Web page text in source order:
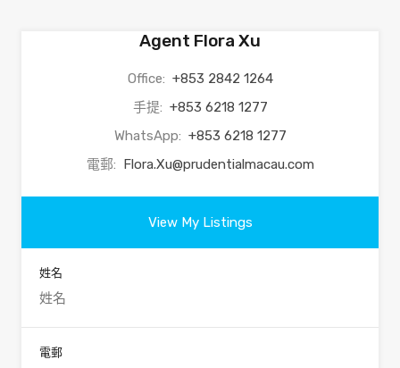
Agent Flora Xu
Office: +853 2842 1264
手提: +853 6218 1277
WhatsApp: +853 6218 1277
電郵: Flora.Xu@prudentialmacau.com
View My Listings
姓名
電郵